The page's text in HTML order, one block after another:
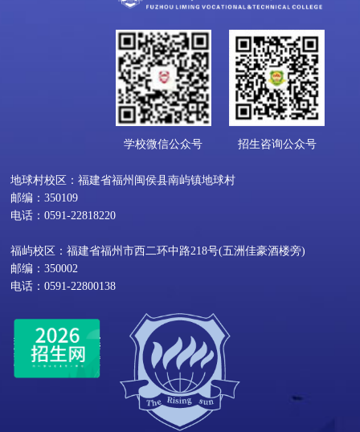
学校微信公众号 招生咨询公众号
地球村校区：福建省福州闽侯县南屿镇地球村
邮编：350109
电话：0591-22818220
福屿校区：福建省福州市西二环中路218号(五洲佳豪酒楼旁)
邮编：350002
电话：0591-22800138